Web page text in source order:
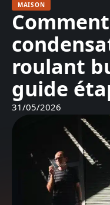
MAISON
roulant
guide
31/05/2026